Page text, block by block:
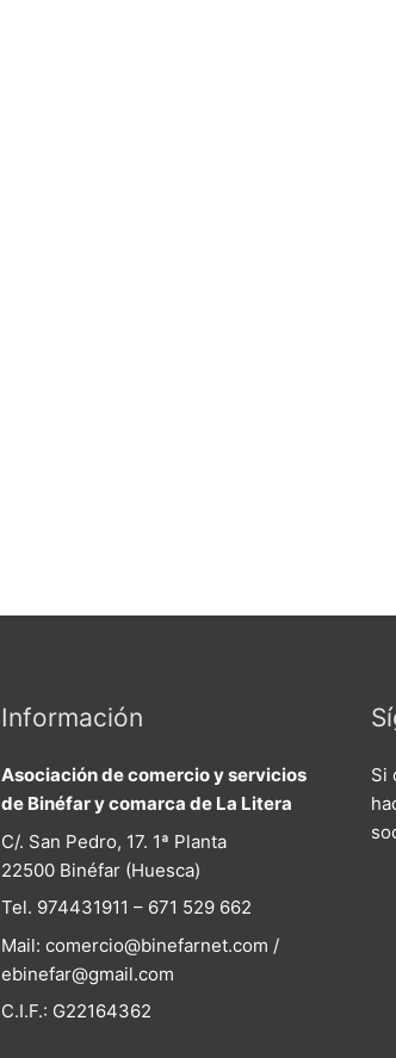
Información
Asociación de comercio y servicios
de Binéfar y comarca de La Litera
C/. San Pedro, 17. 1ª Planta
22500 Binéfar (Huesca)
Tel. 974431911 – 671 529 662
Mail: comercio@binefarnet.com /
ebinefar@gmail.com
C.I.F.: G22164362
Si